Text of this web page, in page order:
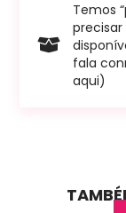
Temos
fala
aqui)